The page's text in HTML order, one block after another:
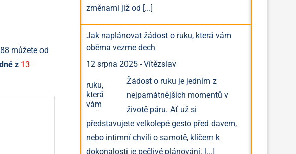
můžete od
z 13
změnami již od [...]
Jak naplánovat žádost o ruku, která vám
oběma vezme dech
12 srpna 2025 -Vítězslav
Žádost o ruku je jedním z
nejpamátnějších momentů v
životě páru. Ať už si
představujete velkolepé gesto před davem,
nebo intimní chvíli o samotě, klíčem k
dokonalosti je pečlivé plánování. [...]